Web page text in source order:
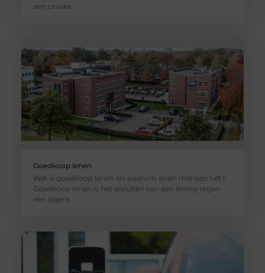
een unieke
Goedkoop lenen
Wat is goedkoop lenen en waarom doen mensen het?
Goedkoop lenen is het afsluiten van een lening tegen
een lagere